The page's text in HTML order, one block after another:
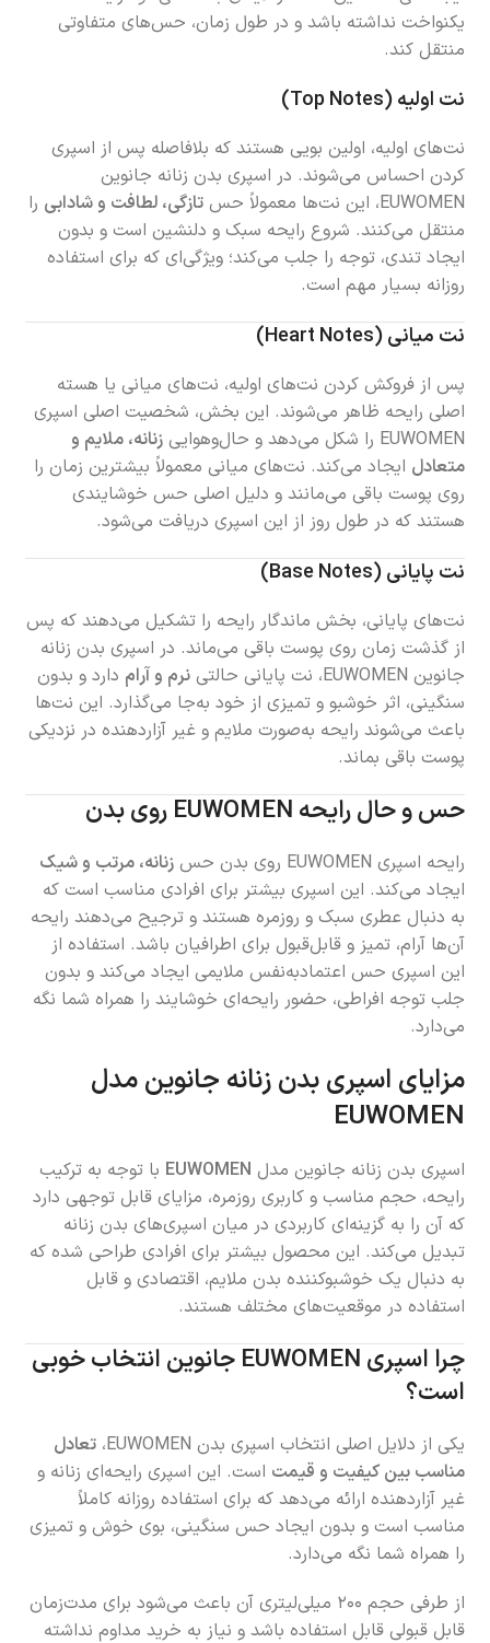
یکنواخت نداشته باشد و در طول زمان، حس‌های متفاوتی
منتقل کند.
نت اولیه (Top Notes)
نت‌های اولیه، اولین بویی هستند که بلافاصله پس از اسپری
کردن احساس می‌شوند. در اسپری بدن زنانه جانوین
EUWOMEN، این نت‌ها معمولاً حس
تازگی، لطافت و شادابی را
منتقل می‌کنند. شروع رایحه سبک و دلنشین است و بدون
ایجاد تندی، توجه را جلب می‌کند؛ ویژگی‌ای که برای استفاده
روزانه بسیار مهم است.
نت میانی (Heart Notes)
پس از فروکش کردن نت‌های اولیه، نت‌های میانی یا هسته
اصلی رایحه ظاهر می‌شوند. این بخش، شخصیت اصلی اسپری
EUWOMEN را شکل می‌دهد و حال‌وهوایی
زنانه، ملایم و
متعادل ایجاد می‌کند. نت‌های میانی معمولاً بیشترین زمان را
روی پوست باقی می‌مانند و دلیل اصلی حس خوشایندی
هستند که در طول روز از این اسپری دریافت می‌شود.
نت پایانی (Base Notes)
نت‌های پایانی، بخش ماندگار رایحه را تشکیل می‌دهند که پس
از گذشت زمان روی پوست باقی می‌ماند. در اسپری بدن زنانه
جانوین EUWOMEN، نت پایانی حالتی
نرم و آرام دارد و بدون
سنگینی، اثر خوشبو و تمیزی از خود به‌جا می‌گذارد. این نت‌ها
باعث می‌شوند رایحه به‌صورت ملایم و غیر آزاردهنده در نزدیکی
پوست باقی بماند.
حس و حال رایحه EUWOMEN روی بدن
رایحه اسپری EUWOMEN روی بدن حس
زنانه، مرتب و شیک
ایجاد می‌کند. این اسپری بیشتر برای افرادی مناسب است که
به دنبال عطری سبک و روزمره هستند و ترجیح می‌دهند رایحه
آن‌ها آرام، تمیز و قابل‌قبول برای اطرافیان باشد. استفاده از
این اسپری حس اعتمادبه‌نفس ملایمی ایجاد می‌کند و بدون
جلب توجه افراطی، حضور رایحه‌ای خوشایند را همراه شما نگه
می‌دارد.
مزایای اسپری بدن زنانه جانوین مدل
EUWOMEN
اسپری بدن زنانه جانوین مدل EUWOMEN با توجه به ترکیب
رایحه، حجم مناسب و کاربری روزمره، مزایای قابل توجهی دارد
که آن را به گزینه‌ای کاربردی در میان اسپری‌های بدن زنانه
تبدیل می‌کند. این محصول بیشتر برای افرادی طراحی شده که
به دنبال یک خوشبوکننده بدن ملایم، اقتصادی و قابل
استفاده در موقعیت‌های مختلف هستند.
چرا اسپری EUWOMEN جانوین انتخاب خوبی
است؟
یکی از دلایل اصلی انتخاب اسپری بدن EUWOMEN،
تعادل
مناسب بین کیفیت و قیمت است. این اسپری رایحه‌ای زنانه و
غیر آزاردهنده ارائه می‌دهد که برای استفاده روزانه کاملاً
مناسب است و بدون ایجاد حس سنگینی، بوی خوش و تمیزی
را همراه شما نگه می‌دارد.
از طرفی حجم ۲۰۰ میلی‌لیتری آن باعث می‌شود برای مدت‌زمان
قابل قبولی قابل استفاده باشد و نیاز به خرید مداوم نداشته